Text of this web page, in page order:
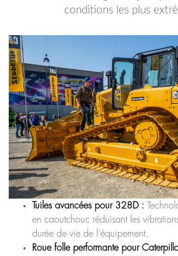
conditions les plus
Tuiles avancées pour 328D :
en caoutchouc réduisant les
durée de vie de l’équipement.
Roue folle performante pour